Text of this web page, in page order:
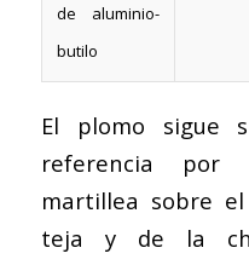
de aluminio-
butilo
El plomo sigue
referencia por
martillea sobre
teja y de la